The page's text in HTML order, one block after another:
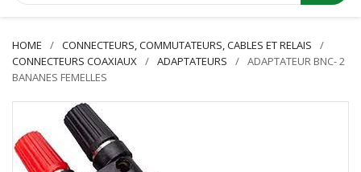
HOME
CONNECTEURS, COMMUTATEURS, CABLES ET RELAIS
CONNECTEURS COAXIAUX
ADAPTATEURS
ADAPTATEUR BNC- 2
BANANES FEMELLES